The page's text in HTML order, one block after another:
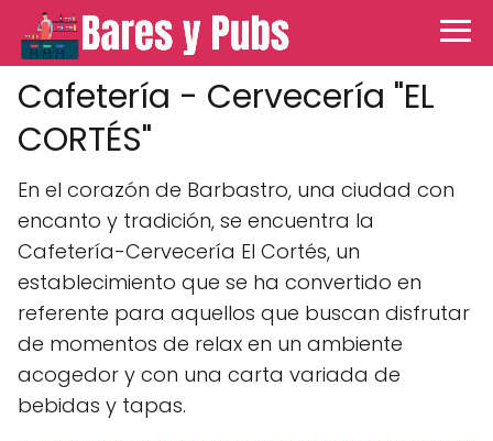
Cafetería - Cervecería "EL
CORTÉS"
En el corazón de Barbastro, una ciudad con
encanto y tradición, se encuentra la
Cafetería-Cervecería El Cortés, un
establecimiento que se ha convertido en
referente para aquellos que buscan disfrutar
de momentos de relax en un ambiente
acogedor y con una carta variada de
bebidas y tapas.